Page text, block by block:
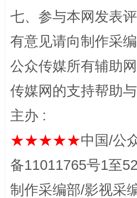
七、参与本网发表
有意见请向制作采
公众传媒所有辅助
传媒网的支持帮助
主办 :
★★★★★中国/公
备11011765号1至
制作采编部/影视采